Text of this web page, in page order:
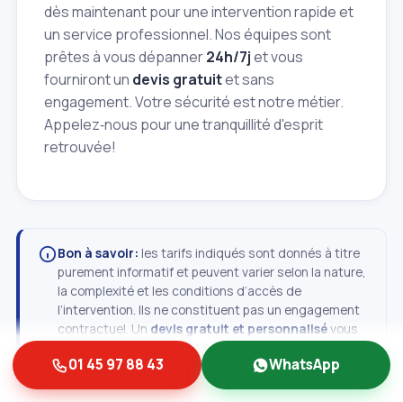
dès maintenant pour une intervention rapide et
un service professionnel. Nos équipes sont
prêtes à vous dépanner24h/7jet vous
fourniront un devis gratuitet sans
engagement. Votre sécurité est notre métier.
Appelez‑nous pour une tranquillité d'esprit
retrouvée!
Bon à savoir: les tarifs indiqués sont donnés à titre
purement informatif et peuvent varier selon la nature,
la complexité et les conditions d’accès de
l’intervention. Ils ne constituent pas un engagement
contractuel. Un devis gratuit et personnalisévous
est toujours remis avant toute intervention —
contactez‑nous pour obtenir un tarif précis, adapté à
01 45 97 88 43 WhatsApp